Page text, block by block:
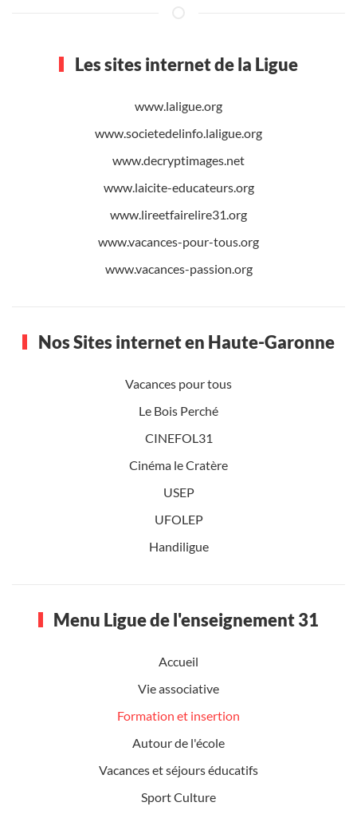
Les sites internet de la Ligue
www.laligue.org
www.societedelinfo.laligue.org
www.decryptimages.net
www.laicite-educateurs.org
www.lireetfairelire31.org
www.vacances-pour-tous.org
www.vacances-passion.org
Nos Sites internet en Haute-Garonne
Vacances pour tous
Le Bois Perché
CINEFOL31
Cinéma le Cratère
USEP
UFOLEP
Handiligue
Menu Ligue de l'enseignement 31
Accueil
Vie associative
Formation et insertion
Autour de l'école
Vacances et séjours éducatifs
Sport Culture